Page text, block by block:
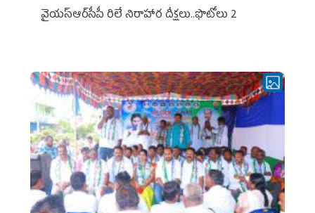
వైయ‌స్ఆర్‌సీపీ రిలే నిరాహార దీక్షలు..ఫొటోలు 2